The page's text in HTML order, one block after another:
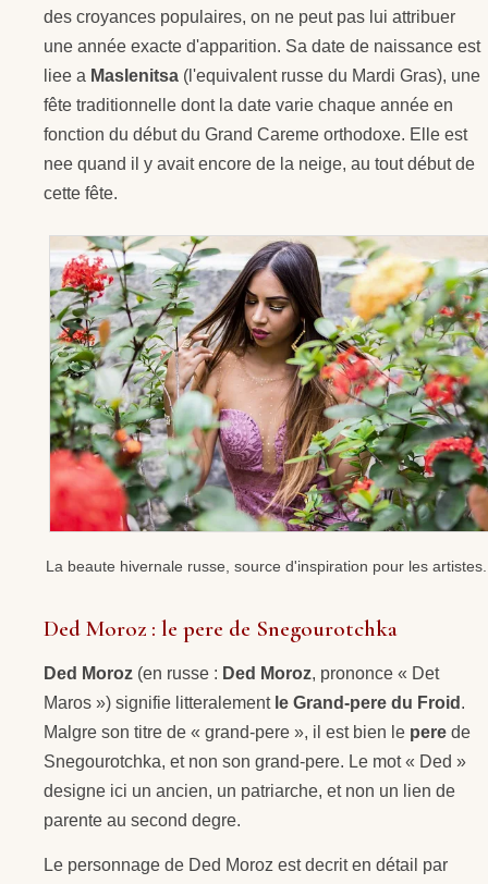
des croyances populaires, on ne peut pas lui attribuer
une année exacte d'apparition. Sa date de naissance est
liee a Maslenitsa (l'equivalent russe du Mardi Gras), une
fête traditionnelle dont la date varie chaque année en
fonction du début du Grand Careme orthodoxe. Elle est
nee quand il y avait encore de la neige, au tout début de
cette fête.
La beaute hivernale russe, source d'inspiration pour les artistes.
Ded Moroz : le pere de Snegourotchka
Ded Moroz (en russe : Ded Moroz, prononce « Det
Maros ») signifie litteralement le Grand-pere du Froid .
Malgre son titre de « grand-pere », il est bien le pere de
Snegourotchka, et non son grand-pere. Le mot « Ded »
designe ici un ancien, un patriarche, et non un lien de
parente au second degre.
Le personnage de Ded Moroz est decrit en détail par